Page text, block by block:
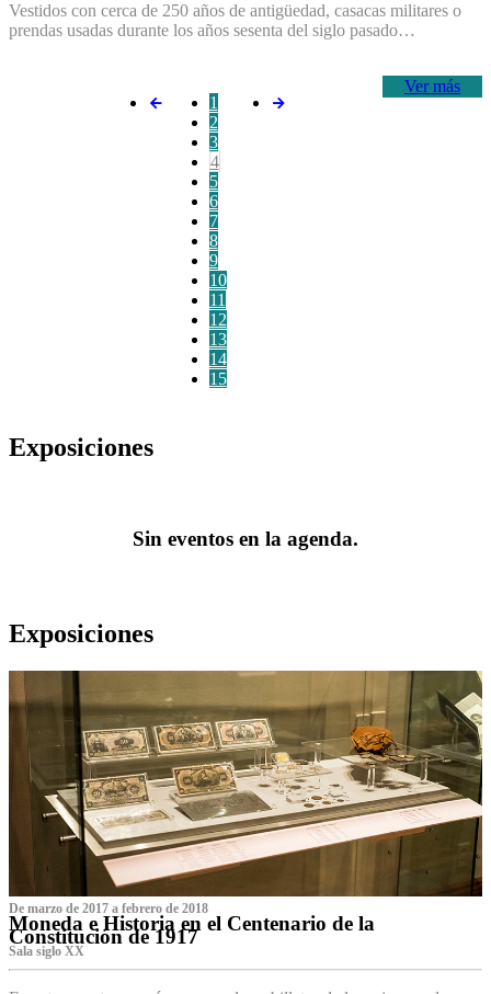
Vestidos con cerca de 250 años de antigüedad, casacas militares o
prendas usadas durante los años sesenta del siglo pasado…
Ver más
1
2
3
4
5
6
7
8
9
10
11
12
13
14
15
Exposiciones
Sin eventos en la agenda.
Exposiciones
De marzo de 2017 a febrero de 2018
Moneda e Historia en el Centenario de la
Constitución de 1917
Sala siglo XX